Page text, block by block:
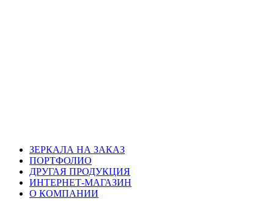
ЗЕРКАЛА НА ЗАКАЗ
ПОРТФОЛИО
ДРУГАЯ ПРОДУКЦИЯ
ИНТЕРНЕТ-МАГАЗИН
О КОМПАНИИ